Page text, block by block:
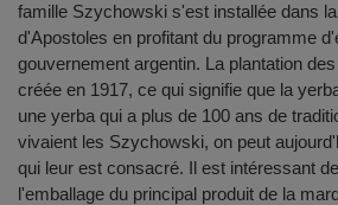
famille Szychowski s'est installée dans
d'Apostoles en profitant du programme
gouvernement argentin. La plantation
créée en 1917, ce qui signifie que la
une yerba qui a plus de 100 ans de
vivaient les Szychowski, on peut
qui leur est consacré. Il est intéressant
l'emballage du principal produit de la